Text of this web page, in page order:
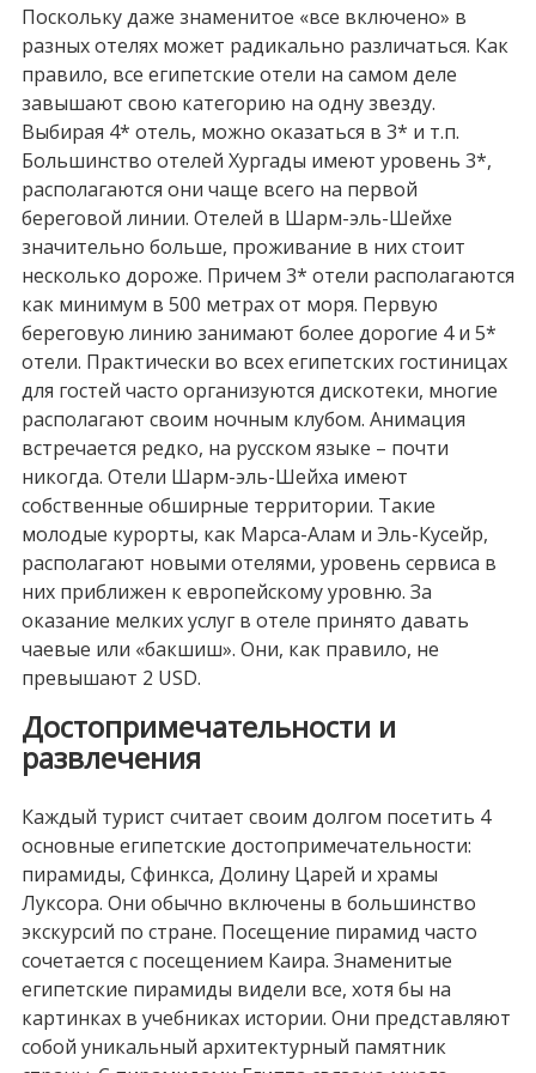
Поскольку даже знаменитое «все включено» в
разных отелях может радикально различаться. Как
правило, все египетские отели на самом деле
завышают свою категорию на одну звезду.
Выбирая 4* отель, можно оказаться в 3* и т.п.
Большинство отелей Хургады имеют уровень 3*,
располагаются они чаще всего на первой
береговой линии. Отелей в Шарм-эль-Шейхе
значительно больше, проживание в них стоит
несколько дороже. Причем 3* отели располагаются
как минимум в 500 метрах от моря. Первую
береговую линию занимают более дорогие 4 и 5*
отели. Практически во всех египетских гостиницах
для гостей часто организуются дискотеки, многие
располагают своим ночным клубом. Анимация
встречается редко, на русском языке – почти
никогда. Отели Шарм-эль-Шейха имеют
собственные обширные территории. Такие
молодые курорты, как Марса-Алам и Эль-Кусейр,
располагают новыми отелями, уровень сервиса в
них приближен к европейскому уровню. За
оказание мелких услуг в отеле принято давать
чаевые или «бакшиш». Они, как правило, не
превышают 2 USD.
Достопримечательности и
развлечения
Каждый турист считает своим долгом посетить 4
основные египетские достопримечательности:
пирамиды, Сфинкса, Долину Царей и храмы
Луксора. Они обычно включены в большинство
экскурсий по стране. Посещение пирамид часто
сочетается с посещением Каира. Знаменитые
египетские пирамиды видели все, хотя бы на
картинках в учебниках истории. Они представляют
собой уникальный архитектурный памятник